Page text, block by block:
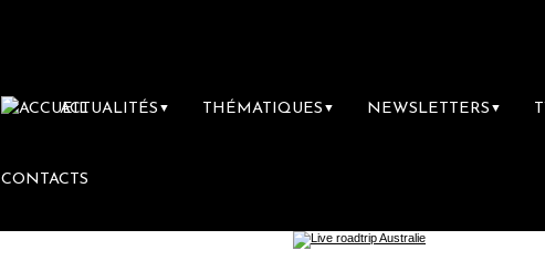
ACTUALITÉS ▼ THÉMATIQUES ▼ NEWSLETTERS ▼
CONTACTS